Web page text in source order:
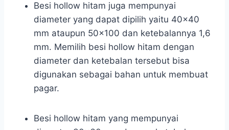
Besi hollow hitam juga mempunyai
diameter yang dapat dipilih yaitu 40×40
mm ataupun 50×100 dan ketebalannya 1,6
mm. Memilih besi hollow hitam dengan
diameter dan ketebalan tersebut bisa
digunakan sebagai bahan untuk membuat
pagar.
Besi hollow hitam yang mempunyai